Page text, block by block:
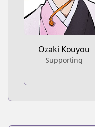
Ozaki Kouyou
Supporting